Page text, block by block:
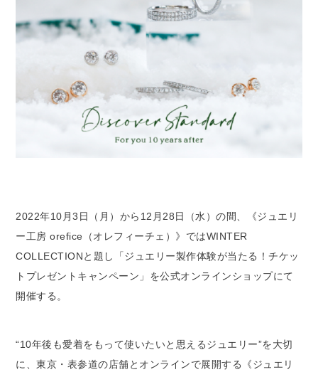
2022年10月3日（月）から12月28日（水）の間、《ジュエリ
ー工房 orefice（オレフィーチェ）》ではWINTER
COLLECTIONと題し「ジュエリー製作体験が当たる！チケッ
トプレゼントキャンペーン」を公式オンラインショップにて
開催する。
“10年後も愛着をもって使いたいと思えるジュエリー”を大切
に、東京・表参道の店舗とオンラインで展開する《ジュエリ